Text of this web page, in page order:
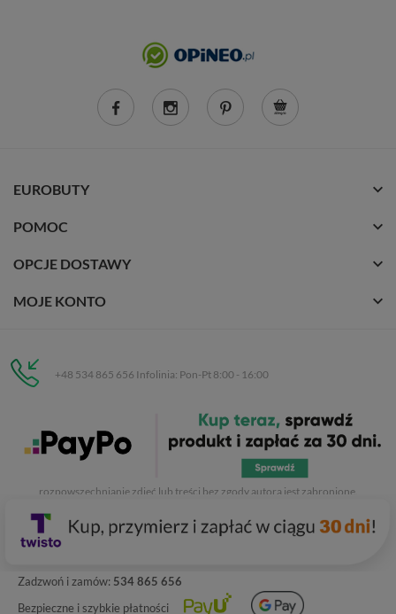
Zadzwoń i zamów: 534 865 656
Bezpieczne i szybkie płatności
EUROBUTY
POMOC
OPCJE DOSTAWY
MOJE KONTO
+48 534 865 656 Infolinia: Pon-Pt 8:00 - 16:00
C.H. Respan, Rejtana 53a/250
35-326 Rzeszów
. Kopiowanie, przetwarzanie,
rozpowszechnianie zdjęć lub treści bez zgody autora jest zabronione.